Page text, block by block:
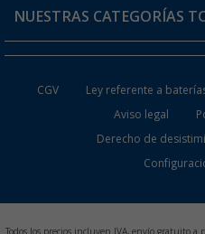
¿Dónde está mi pedido?
NUESTRAS CATEGORÍAS
Muebles de Camping
CGV Ley referente a
Aviso legal
Derecho de
Todos los precios incluyen IVA, envío gratuito